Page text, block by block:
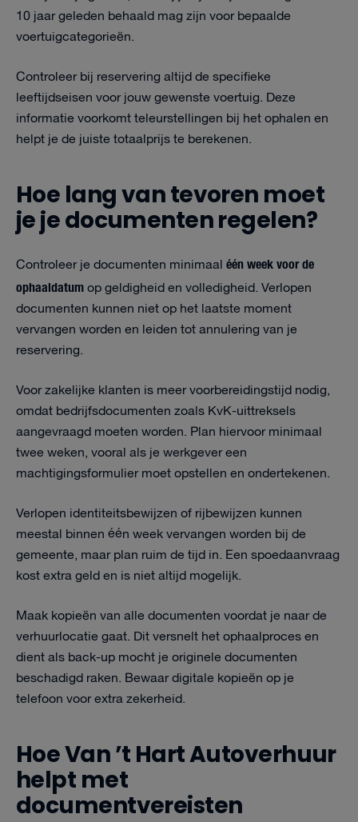
10 jaar geleden behaald mag zijn voor bepaalde
voertuigcategorieën.
Controleer bij reservering altijd de specifieke
leeftijdseisen voor jouw gewenste voertuig. Deze
informatie voorkomt teleurstellingen bij het ophalen en
helpt je de juiste totaalprijs te berekenen.
Hoe lang van tevoren moet
je je documenten regelen?
Controleer je documenten minimaal één week voor de
ophaaldatumop geldigheid en volledigheid. Verlopen
documenten kunnen niet op het laatste moment
vervangen worden en leiden tot annulering van je
reservering.
Voor zakelijke klanten is meer voorbereidingstijd nodig,
omdat bedrijfsdocumenten zoals KvK-uittreksels
aangevraagd moeten worden. Plan hiervoor minimaal
twee weken, vooral als je werkgever een
machtigingsformulier moet opstellen en ondertekenen.
Verlopen identiteitsbewijzen of rijbewijzen kunnen
meestal binnen één week vervangen worden bij de
gemeente, maar plan ruim de tijd in. Een spoedaanvraag
kost extra geld en is niet altijd mogelijk.
Maak kopieën van alle documenten voordat je naar de
verhuurlocatie gaat. Dit versnelt het ophaalproces en
dient als back-up mocht je originele documenten
beschadigd raken. Bewaar digitale kopieën op je
telefoon voor extra zekerheid.
Hoe Van ’t Hart Autoverhuur
helpt met
documentvereisten